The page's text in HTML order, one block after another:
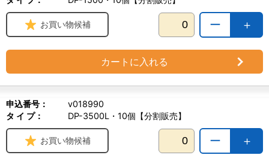
＋
ー
お買い物候補
カートに入れる
申込番号：
v018990
タ イ プ：
DP-3500L・10個【分割販売】
＋
ー
お買い物候補